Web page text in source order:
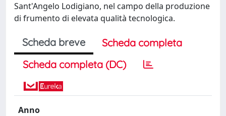
Sant'Angelo Lodigiano, nel campo della produzione
di frumento di elevata qualità tecnologica.
Scheda breve
Scheda completa
Scheda completa (DC)
Anno